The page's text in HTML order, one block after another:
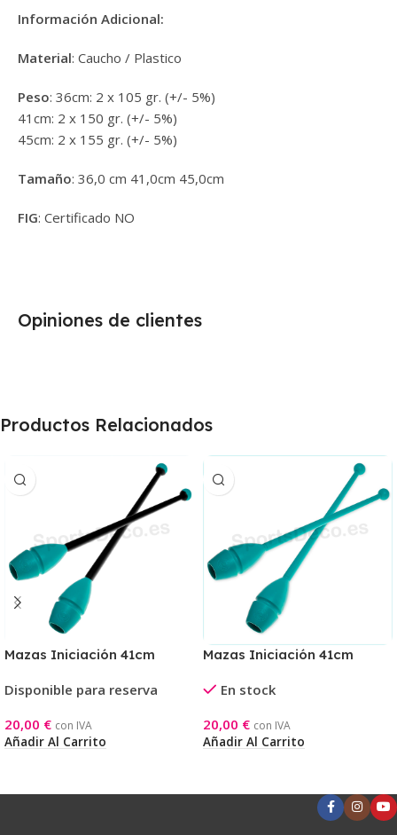
Información Adicional:
Material: Caucho / Plastico
Peso: 36cm: 2 x 105 gr. (+/- 5%)
41cm: 2 x 150 gr. (+/- 5%)
45cm: 2 x 155 gr. (+/- 5%)
Tamaño: 36,0 cm 41,0cm 45,0cm
FIG: Certificado NO
Opiniones de clientes
Productos Relacionados
Mazas Iniciación 41cm
Disponible para reserva
20,00 € con IVA
Añadir Al Carrito
Mazas Iniciación 41cm
En stock
20,00 € con IVA
Añadir Al Carrito